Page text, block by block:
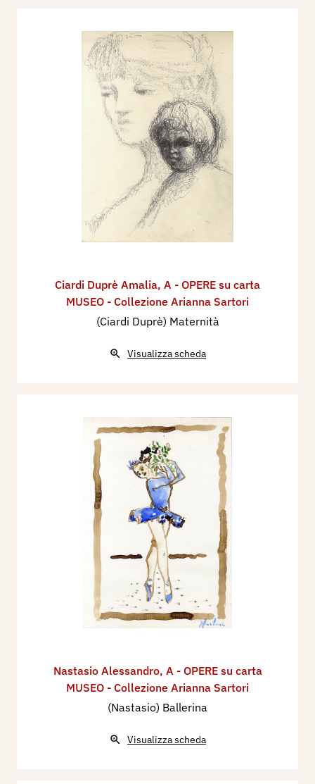
Ciardi Duprè Amalia, A - OPERE su carta
MUSEO - Collezione Arianna Sartori
(Ciardi Duprè) Maternità
Visualizza scheda
Nastasio Alessandro, A - OPERE su carta
MUSEO - Collezione Arianna Sartori
(Nastasio) Ballerina
Visualizza scheda